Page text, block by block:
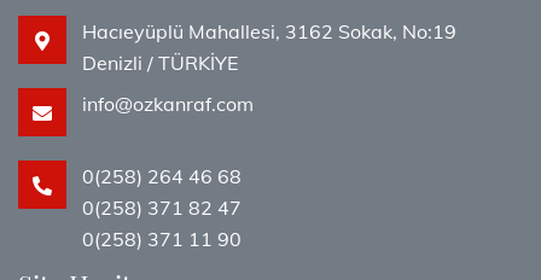
Hacıeyüplü Mahallesi, 3162 Sokak, No:19
Denizli / TÜRKİYE
info@ozkanraf.com
0(258) 264 46 68
0(258) 371 82 47
0(258) 371 11 90